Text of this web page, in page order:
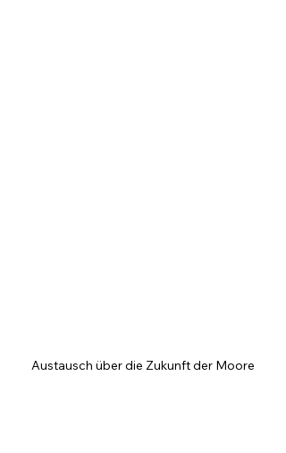
Austausch über die Zukunft der Moore